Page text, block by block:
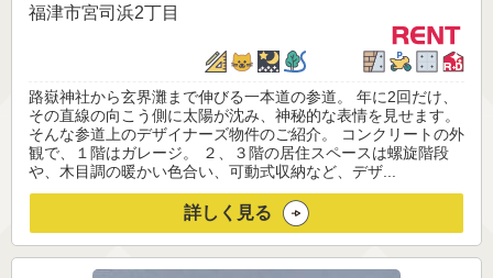
福津市宮司浜2丁目
路嶽神社から玄界灘まで伸びる一本道の参道。 年に2回だけ、
その直線の向こう側に太陽が沈み、神秘的な表情を見せます。
そんな参道上のデザイナーズ物件のご紹介。 コンクリートの外
観で、１階はガレージ。 ２、３階の居住スペースは螺旋階段
や、木目調の暖かい色合い、可動式収納など、デザ...
詳しく見る